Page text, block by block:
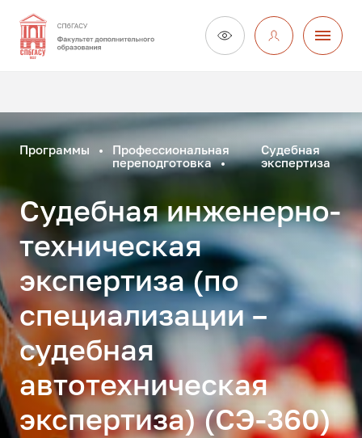
Программы
Профессиональная
переподготовка
Судебная
экспертиза
Судебная инженерно-
техническая
экспертиза (по
специализации –
судебная
автотехническая
экспертиза) (СЭ-360)